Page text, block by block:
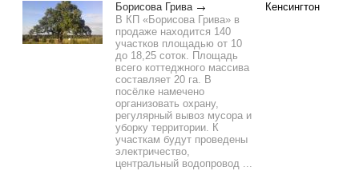
Борисова Грива
В КП «Борисова Грива» в
продаже находится 140
участков площадью от 10
до 18,25 соток. Площадь
всего коттеджного массива
составляет 20 га. В
посёлке намечено
организовать охрану,
регулярный вывоз мусора и
уборку территории. К
участкам будут проведены
электричество,
центральный водопровод ...
Кенсингтон